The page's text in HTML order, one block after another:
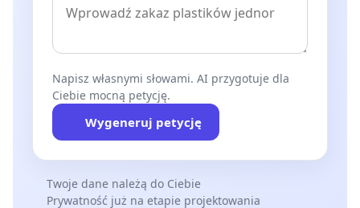
Napisz własnymi słowami. AI przygotuje dla
Ciebie mocną petycję.
Wygeneruj petycję
Twoje dane należą do Ciebie
Prywatność już na etapie projektowania